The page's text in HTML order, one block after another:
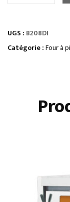
PIZZA
ÉLECTRIQUE
UGS : B208DI
Catégorie :Four à